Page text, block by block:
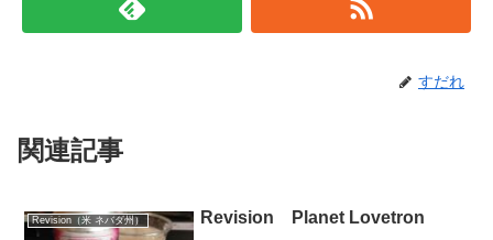
すだれ
関連記事
Revision（米 ネバダ州） Revision Planet Lovetron